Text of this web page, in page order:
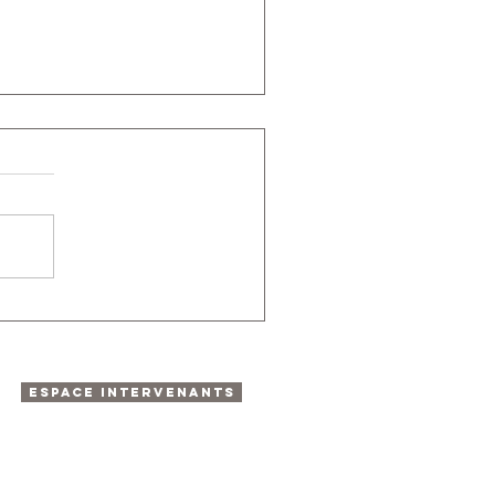
ESPACE INTERVENANTS